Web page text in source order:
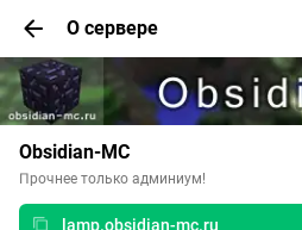
О сервере
Obsidian-MC
Прочнее только админиум!
lamp.obsidian-mc.ru